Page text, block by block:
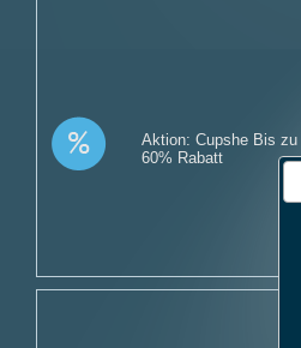
Aktion: Cupshe Bis zu
60% Rabatt